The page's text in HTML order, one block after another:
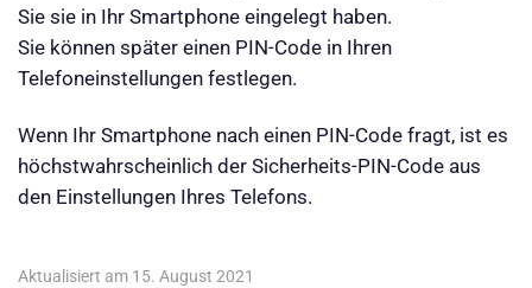
Sie sie in Ihr Smartphone eingelegt haben.
Sie können später einen PIN-Code in Ihren
Telefoneinstellungen festlegen.
Wenn Ihr Smartphone nach einen PIN-Code fragt, ist es
höchstwahrscheinlich der Sicherheits-PIN-Code aus
den Einstellungen Ihres Telefons.
Aktualisiert am 15. August 2021